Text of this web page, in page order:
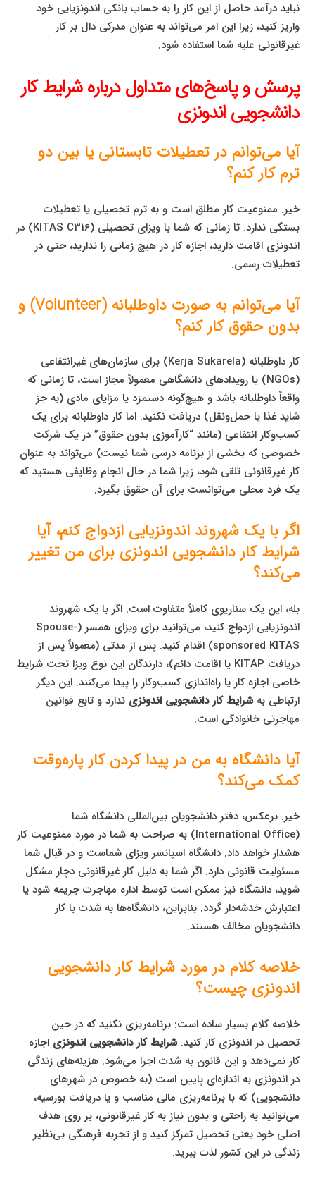
نباید درآمد حاصل از این کار را به حساب بانکی اندونزیایی خود
واریز کنید، زیرا این امر می‌تواند به عنوان مدرکی دال بر کار
غیرقانونی علیه شما استفاده شود.
پرسش و پاسخ‌های متداول درباره شرایط کار
دانشجویی اندونزی
آیا می‌توانم در تعطیلات تابستانی یا بین دو
ترم کار کنم؟
خیر. ممنوعیت کار مطلق است و به ترم تحصیلی یا تعطیلات
بستگی ندارد. تا زمانی که شما با ویزای تحصیلی (KITAS C316) در
اندونزی اقامت دارید، اجازه کار در هیچ زمانی را ندارید، حتی در
تعطیلات رسمی.
آیا می‌توانم به صورت داوطلبانه (Volunteer) و
بدون حقوق کار کنم؟
کار داوطلبانه (Kerja Sukarela) برای سازمان‌های غیرانتفاعی
(NGOs) یا رویدادهای دانشگاهی معمولاً مجاز است، تا زمانی که
واقعاً داوطلبانه باشد و هیچ‌گونه دستمزد یا مزایای مادی (به جز
شاید غذا یا حمل‌ونقل) دریافت نکنید. اما کار داوطلبانه برای یک
کسب‌وکار انتفاعی (مانند “کارآموزی بدون حقوق” در یک شرکت
خصوصی که بخشی از برنامه درسی شما نیست) می‌تواند به عنوان
کار غیرقانونی تلقی شود، زیرا شما در حال انجام وظایفی هستید که
یک فرد محلی می‌توانست برای آن حقوق بگیرد.
اگر با یک شهروند اندونزیایی ازدواج کنم، آیا
شرایط کار دانشجویی اندونزی برای من تغییر
می‌کند؟
بله، این یک سناریوی کاملاً متفاوت است. اگر با یک شهروند
اندونزیایی ازدواج کنید، می‌توانید برای ویزای همسر (Spouse-
sponsored KITAS) اقدام کنید. پس از مدتی (معمولاً پس از
دریافت KITAP یا اقامت دائم)، دارندگان این نوع ویزا تحت شرایط
خاصی اجازه کار یا راه‌اندازی کسب‌وکار را پیدا می‌کنند. این دیگر
ارتباطی بهشرایط کار دانشجویی اندونزی ندارد و تابع قوانین
مهاجرتی خانوادگی است.
آیا دانشگاه به من در پیدا کردن کار پاره‌وقت
کمک می‌کند؟
خیر. برعکس، دفتر دانشجویان بین‌المللی دانشگاه شما
(International Office) به صراحت به شما در مورد ممنوعیت کار
هشدار خواهد داد. دانشگاه اسپانسر ویزای شماست و در قبال شما
مسئولیت قانونی دارد. اگر شما به دلیل کار غیرقانونی دچار مشکل
شوید، دانشگاه نیز ممکن است توسط اداره مهاجرت جریمه شود یا
اعتبارش خدشه‌دار گردد. بنابراین، دانشگاه‌ها به شدت با کار
دانشجویان مخالف هستند.
خلاصه کلام در مورد شرایط کار دانشجویی
اندونزی چیست؟
خلاصه کلام بسیار ساده است: برنامه‌ریزی نکنید که در حین
تحصیل در اندونزی کار کنید.شرایط کار دانشجویی اندونزی اجازه
کار نمی‌دهد و این قانون به شدت اجرا می‌شود. هزینه‌های زندگی
در اندونزی به اندازه‌ای پایین است (به خصوص در شهرهای
دانشجویی) که با برنامه‌ریزی مالی مناسب و یا دریافت بورسیه،
می‌توانید به راحتی و بدون نیاز به کار غیرقانونی، بر روی هدف
اصلی خود یعنی تحصیل تمرکز کنید و از تجربه فرهنگی بی‌نظیر
زندگی در این کشور لذت ببرید.